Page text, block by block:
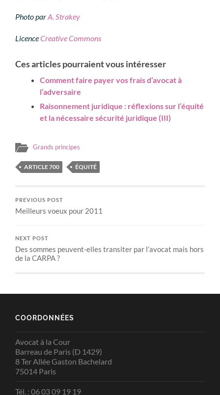
Photo parA. Strakey
LicenceCreative Commons
Ces articles pourraient vous intéresser
Comment faire payer vos frais d’avocat à
l’adversaire
Raisonnement juridique : réflexions sur l’équité
et la nécessaire sécurité juridique (III)
Grands principes
ARTICLE 700 ÉQUITÉ
PREVIOUS POST
Meilleurs voeux pour 2011
NEXT POST
Des sommes peuvent-elles transiter par l’avocat mais hors
de la CARPA ?
COORDONNÉES
Avocat à la Cour
Barreau de Paris (D 1429)
8 Ter Allée Gaston Bachelard
75014 Paris
Tél. : 06 03 09 19 19